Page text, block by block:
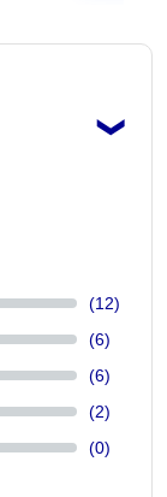
❯
(12)
(6)
(6)
(2)
(0)